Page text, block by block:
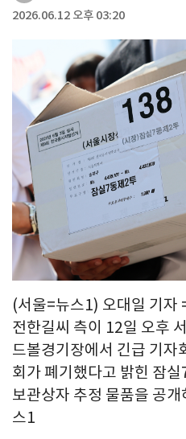
2026.06.12 오후 03:20
(서울=뉴스1) 오대일 기자
전한길씨 측이 12일 오후
드볼경기장에서 긴급 기자
회가 폐기했다고 밝힌 잠
보관상자 추정 물품을 공
스1